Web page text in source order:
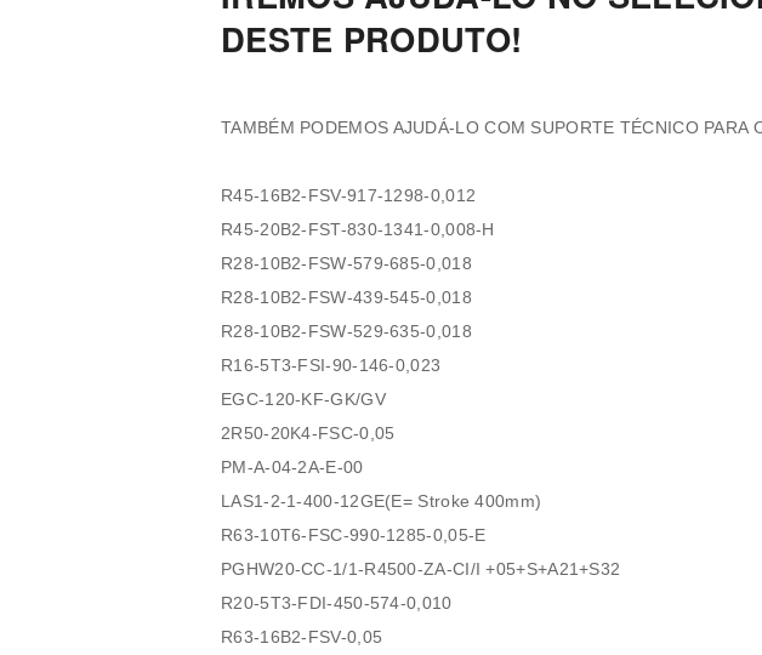
DESTE PRODUTO!
TAMBÉM PODEMOS AJUDÁ-LO COM SUPORTE TÉCNICO PARA
R45-16B2-FSV-917-1298-0,012
R45-20B2-FST-830-1341-0,008-H
R28-10B2-FSW-579-685-0,018
R28-10B2-FSW-439-545-0,018
R28-10B2-FSW-529-635-0,018
R16-5T3-FSI-90-146-0,023
EGC-120-KF-GK/GV
2R50-20K4-FSC-0,05
PM-A-04-2A-E-00
LAS1-2-1-400-12GE(E= Stroke 400mm)
R63-10T6-FSC-990-1285-0,05-E
PGHW20-CC-1/1-R4500-ZA-CI/I +05+S+A21+S32
R20-5T3-FDI-450-574-0,010
R63-16B2-FSV-0,05